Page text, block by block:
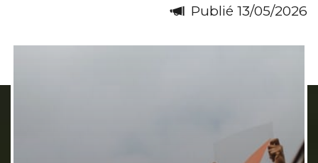
Publié 13/05/2026